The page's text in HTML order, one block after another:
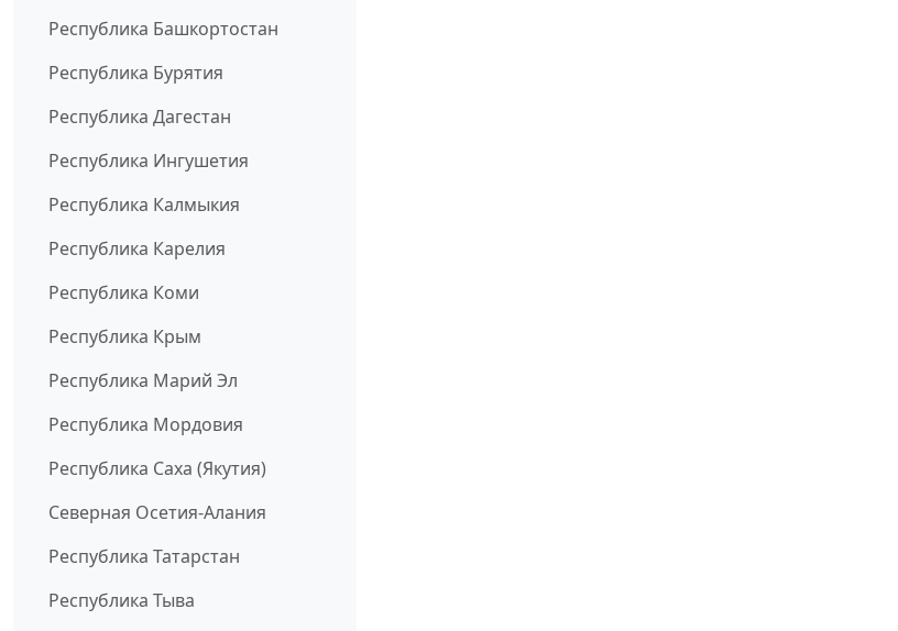
Республика Башкортостан
Республика Бурятия
Республика Дагестан
Республика Ингушетия
Республика Калмыкия
Республика Карелия
Республика Коми
Республика Крым
Республика Марий Эл
Республика Мордовия
Республика Саха (Якутия)
Северная Осетия-Алания
Республика Татарстан
Республика Тыва